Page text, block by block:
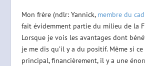
Mon frère (ndlr: Yannick, membre du
fait évidemment partie du milieu de la
Lorsque je vois les avantages dont
je me dis qu’il y a du positif. Même si ce
principal, financièrement, il y a une